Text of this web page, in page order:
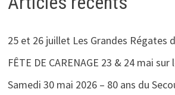
25 et 26 juillet Les Grandes Régates
FÊTE DE CARENAGE 23 & 24 mai
Samedi 30 mai 2026 – 80 ans du